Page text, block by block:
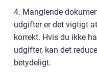
4. Manglende
udgifter er det vigtigt
korrekt. Hvis du ikke
udgifter, kan det
betydeligt.